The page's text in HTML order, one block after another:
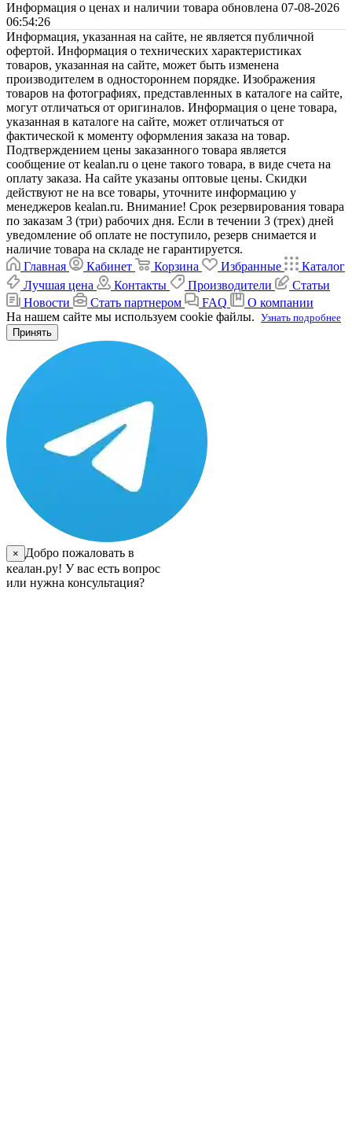
Информация о ценах и наличии товара обновлена 07-08-2026
06:54:26
Информация, указанная на сайте, не является публичной
офертой. Информация о технических характеристиках
товаров, указанная на сайте, может быть изменена
производителем в одностороннем порядке. Изображения
товаров на фотографиях, представленных в каталоге на сайте,
могут отличаться от оригиналов. Информация о цене товара,
указанная в каталоге на сайте, может отличаться от
фактической к моменту оформления заказа на товар.
Подтверждением цены заказанного товара является
сообщение от kealan.ru о цене такого товара, в виде счета на
оплату заказа. На сайте указаны оптовые цены. Скидки
действуют не на все товары, уточните информацию у
менеджеров kealan.ru. Внимание! Срок резервирования товара
по заказам 3 (три) рабочих дня. Если в течении 3 (трех) дней
уведомление об оплате не поступило, резерв снимается и
наличие товара на складе не гарантируется.
Главная
Кабинет Корзина Избранные
Каталог
Лучшая цена
Контакты Производители
Статьи
Новости
Стать партнером FAQ
О компании
На нашем сайте мы используем cookie файлы. Узнать подробнее
Принять
×
Добро пожаловать в
кеалан.ру! У вас есть вопрос
или нужна консультация?